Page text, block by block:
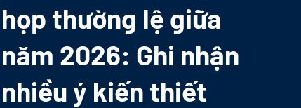
họp thường lệ giữa
năm 2026: Ghi nhận
nhiều ý kiến thiết